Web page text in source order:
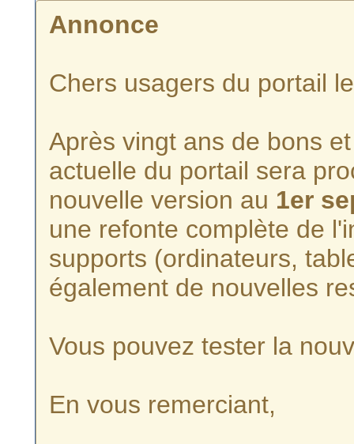
Annonce
Chers usagers du portail
Après vingt ans de bons
actuelle du portail sera
nouvelle version au 1er
une refonte complète de
supports (ordinateurs,
également de nouvelles
Vous pouvez tester la
En vous remerciant,